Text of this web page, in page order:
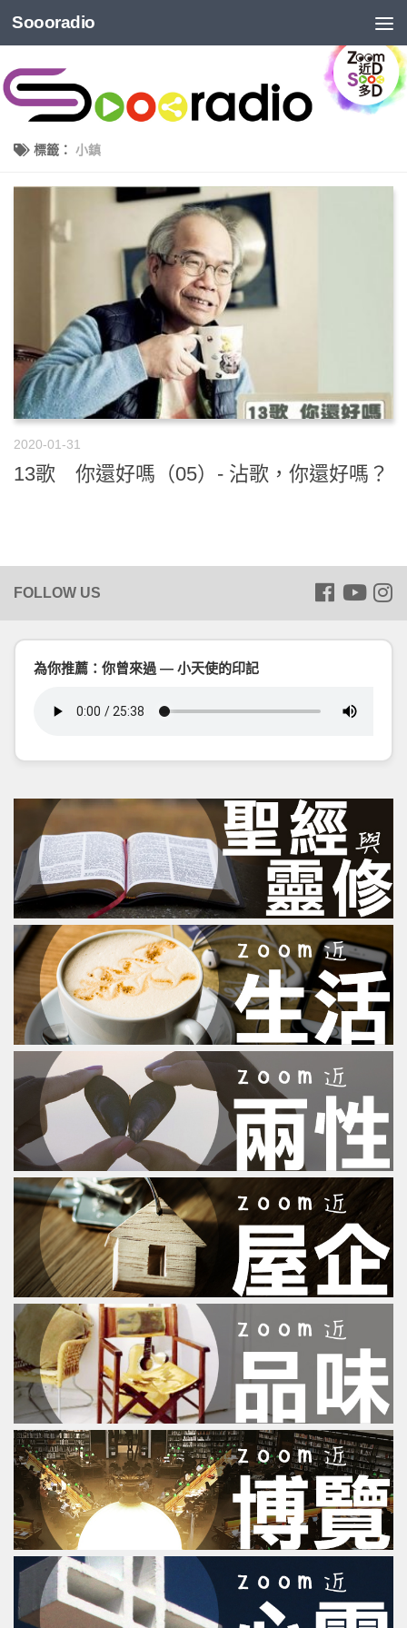
Soooradio
標籤： 小鎮
2020-01-31
13歌 你還好嗎（05）- 沾歌，你還好嗎？
為你推薦：你曾來過 — 小天使的印記